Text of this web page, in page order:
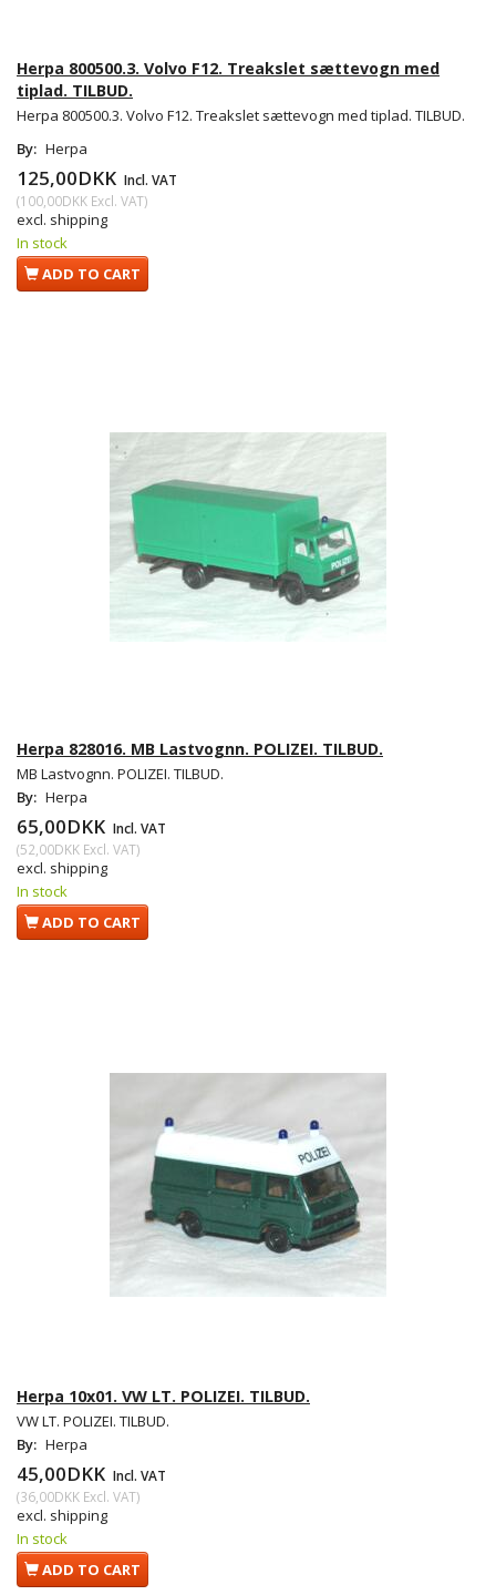
Herpa 800500.3. Volvo F12. Treakslet sættevogn med
tiplad. TILBUD.
Herpa 800500.3. Volvo F12. Treakslet sættevogn med tiplad. TILBUD.
By: Herpa
125,00DKK Incl. VAT
(100,00DKK Excl. VAT)
excl. shipping
In stock
ADD TO CART
Herpa 828016. MB Lastvognn. POLIZEI. TILBUD.
MB Lastvognn. POLIZEI. TILBUD.
By: Herpa
65,00DKK Incl. VAT
(52,00DKK Excl. VAT)
excl. shipping
In stock
ADD TO CART
Herpa 10x01. VW LT. POLIZEI. TILBUD.
VW LT. POLIZEI. TILBUD.
By: Herpa
45,00DKK Incl. VAT
(36,00DKK Excl. VAT)
excl. shipping
In stock
ADD TO CART